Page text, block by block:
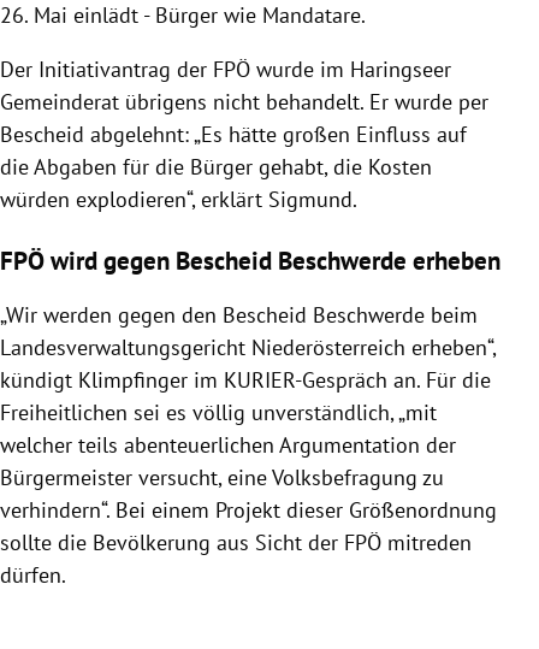
26. Mai einlädt - Bürger wie Mandatare.
Der Initiativantrag der FPÖ wurde im Haringseer
Gemeinderat übrigens nicht behandelt. Er wurde per
Bescheid abgelehnt: „Es hätte großen Einfluss auf
die Abgaben für die Bürger gehabt, die Kosten
würden explodieren“, erklärt Sigmund.
FPÖ wird gegen Bescheid Beschwerde erheben
„Wir werden gegen den Bescheid Beschwerde beim
Landesverwaltungsgericht Niederösterreich erheben“,
kündigt Klimpfinger im KURIER-Gespräch an. Für die
Freiheitlichen sei es völlig unverständlich, „mit
welcher teils abenteuerlichen Argumentation der
Bürgermeister versucht, eine Volksbefragung zu
verhindern“. Bei einem Projekt dieser Größenordnung
sollte die Bevölkerung aus Sicht der FPÖ mitreden
dürfen.